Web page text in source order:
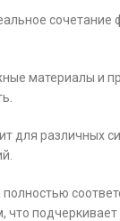
сочетание
материалы и
для различных
что